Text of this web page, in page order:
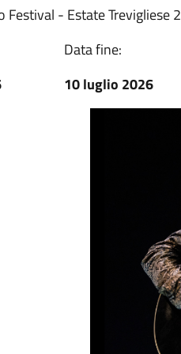
Festival - Estate Trevigliese
Data fine:
10 luglio 2026